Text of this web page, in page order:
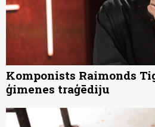
Komponists Raimonds
ģimenes traģēdiju